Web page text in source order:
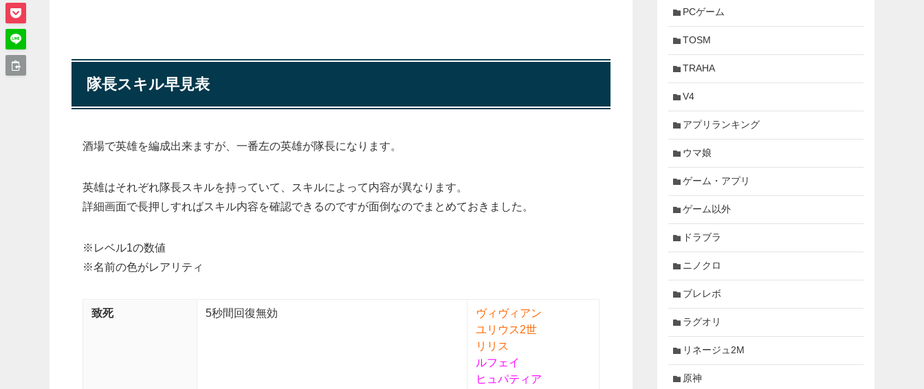
隊長スキル早見表
酒場で英雄を編成出来ますが、 一番左の英雄が隊長になります。
英雄はそれぞれ隊長スキルを持っていて、スキルによって内容が異なります。
詳細画面で長押しすればスキル内容を確認できるのですが面倒なのでまとめておきました。
※レベル1の数値
※名前の色がレアリティ
致死 5秒間回復無効
ヴィヴィアン
ユリウス2世
リリス
ルフェイ
ヒュパティア
PCゲーム
TOSM
TRAHA
V4
アプリランキング
ウマ娘
ゲーム・アプリ
ゲーム以外
ドラブラ
ニノクロ
ブレレボ
ラグオリ
リネージュ2M
原神